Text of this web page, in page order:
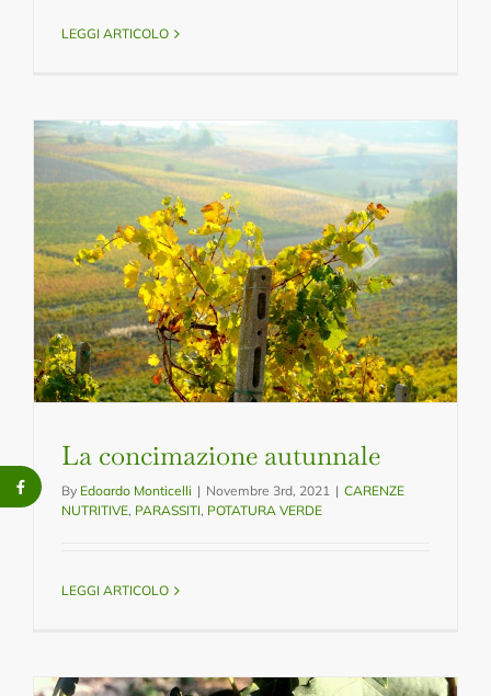
LEGGI ARTICOLO
La concimazione autunnale
By Edoardo Monticelli | Novembre 3rd, 2021 | CARENZE
NUTRITIVE, PARASSITI, POTATURA VERDE
LEGGI ARTICOLO